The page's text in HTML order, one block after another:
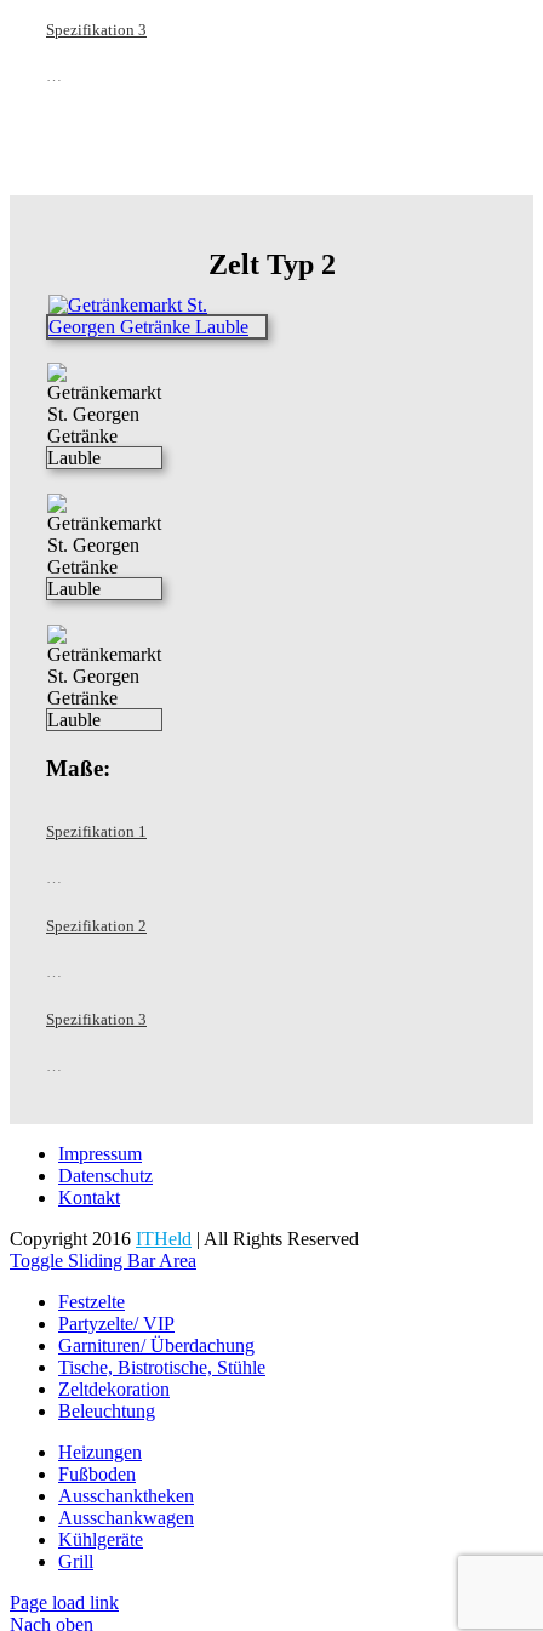
Spezifikation 3
…
Zelt Typ 2
Maße:
Spezifikation 1
…
Spezifikation 2
Spezifikation 3
…
Impressum
Datenschutz
Kontakt
Copyright 2016 ITHeld | All Rights Reserved
Toggle Sliding Bar Area
Festzelte
Partyzelte/ VIP
Garnituren/ Überdachung
Tische, Bistrotische, Stühle
Zeltdekoration
Beleuchtung
Heizungen
Fußboden
Ausschanktheken
Ausschankwagen
Kühlgeräte
Grill
Page load link
Nach oben